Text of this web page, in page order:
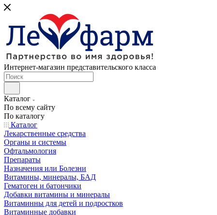
Интернет-магазин представительского класса
Каталог
По всему сайту
По каталогу
Каталог
Лекарственные средства
Органы и системы
Офтальмология
Препараты
Назначения или Болезни
Витамины, минералы, БАД
Гематоген и батончики
Добавки витамины и минералы
Витаминны для детей и подростков
Витаминные добавки